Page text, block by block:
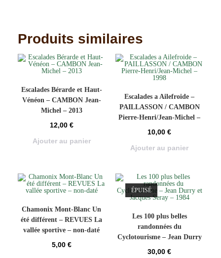
Produits similaires
Escalades Bérarde et Haut-
Vénéon – CAMBON Jean-
Michel – 2013
12,00 €
Ajouter au panier
Escalades a Ailefroide –
PAILLASSON / CAMBON
Pierre-Henri/Jean-Michel –
10,00€
Ajouter au panier
Chamonix Mont-Blanc Un
été différent – REVUES La
vallée sportive – non-daté
5,00 €
ÉPUISÉ
Les 100 plus belles
randonnées du
Cyclotourisme – Jean Durry
30,00€